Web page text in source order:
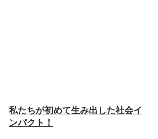
私たちが初めて生み出した社会イ
ンパクト！